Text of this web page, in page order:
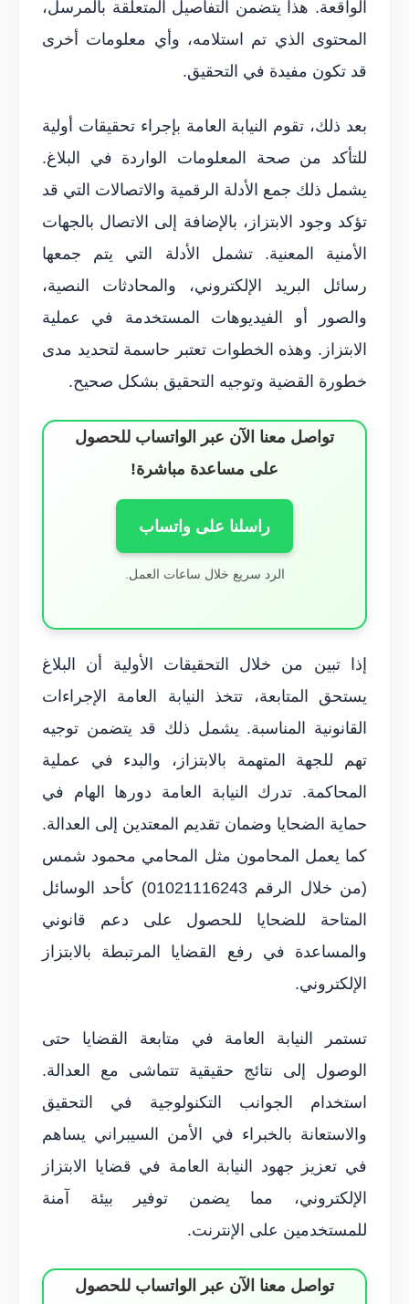
الواقعة. هذا يتضمن التفاصيل المتعلقة بالمرسل،
المحتوى الذي تم استلامه، وأي معلومات أخرى
قد تكون مفيدة في التحقيق.
بعد ذلك، تقوم النيابة العامة بإجراء تحقيقات أولية
للتأكد من صحة المعلومات الواردة في البلاغ.
يشمل ذلك جمع الأدلة الرقمية والاتصالات التي قد
تؤكد وجود الابتزاز، بالإضافة إلى الاتصال بالجهات
الأمنية المعنية. تشمل الأدلة التي يتم جمعها
رسائل البريد الإلكتروني، والمحادثات النصية،
والصور أو الفيديوهات المستخدمة في عملية
الابتزاز. وهذه الخطوات تعتبر حاسمة لتحديد مدى
خطورة القضية وتوجيه التحقيق بشكل صحيح.
تواصل معنا الآن عبر الواتساب للحصول
على مساعدة مباشرة!
راسلنا على واتساب
الرد سريع خلال ساعات العمل.
إذا تبين من خلال التحقيقات الأولية أن البلاغ
يستحق المتابعة، تتخذ النيابة العامة الإجراءات
القانونية المناسبة. يشمل ذلك قد يتضمن توجيه
تهم للجهة المتهمة بالابتزاز، والبدء في عملية
المحاكمة. تدرك النيابة العامة دورها الهام في
حماية الضحايا وضمان تقديم المعتدين إلى العدالة.
كما يعمل المحامون مثل المحامي محمود شمس
(من خلال الرقم 01021116243) كأحد الوسائل
المتاحة للضحايا للحصول على دعم قانوني
والمساعدة في رفع القضايا المرتبطة بالابتزاز
الإلكتروني.
تستمر النيابة العامة في متابعة القضايا حتى
الوصول إلى نتائج حقيقية تتماشى مع العدالة.
استخدام الجوانب التكنولوجية في التحقيق
والاستعانة بالخبراء في الأمن السيبراني يساهم
في تعزيز جهود النيابة العامة في قضايا الابتزاز
الإلكتروني، مما يضمن توفير بيئة آمنة
للمستخدمين على الإنترنت.
تواصل معنا الآن عبر الواتساب للحصول